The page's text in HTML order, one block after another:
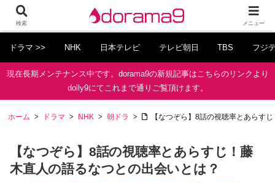
ドラマ >> NHK 日本テレビ テレビ朝日 TBS フジ
現在長期メンテナンス中です。dorama9の新規記事はこちらのリンクより
dolly9にてこれまで通りご覧頂けます。
ホーム ドラマ NHK 朝ドラ 【なつぞら】8話の視聴率とあらす
【なつぞら】8話の視聴率とあらすじ！藤
木直人の語るなつとの出会いとは？
検索 メニュー